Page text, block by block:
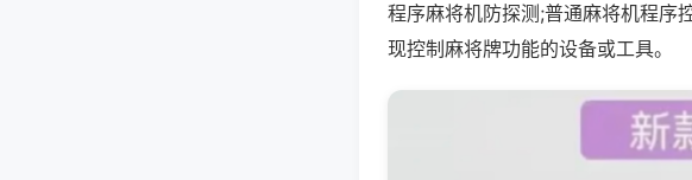
程序麻将机防探测;普通麻将机程序
现控制麻将牌功能的设备或工具。